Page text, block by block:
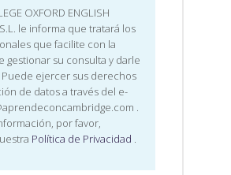
OXFORD ENGLISH
S.L. le informa que tratará los
que facilite con la
gestionar su consulta y darle
ejercer sus derechos
de datos a través del e-
.
por favor,
Política de Privacidad .